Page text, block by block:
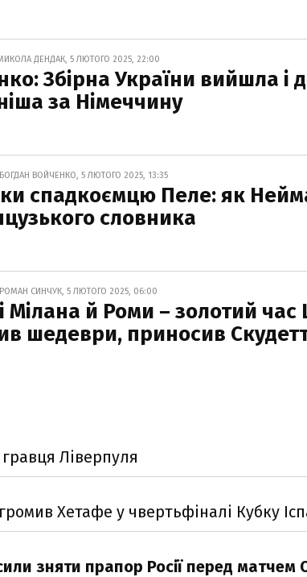
ДЕНДАК, 5 ЛЮТОГО 2025, 22:00
Збірна України вийшла і
за Німеччину
ВОЙЧЕНКО, 5 ЛЮТОГО 2025, 13:35
спадкоємцю Пеле: як
словника
СИНЧУК, 5 ЛЮТОГО 2025, 06:00
Мілана й Роми – золотий
шедеври, приносив
Ліверпуля
Хетафе у чвертьфіналі Кубку
зняти прапор Росії перед матчем